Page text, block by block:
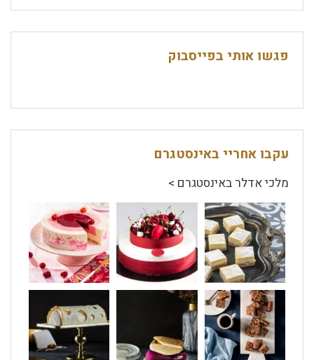
פגשו אותי בפייסבוק
עקבו אחריי באינסטגרם
מלכי אדלר באינסטגרם >